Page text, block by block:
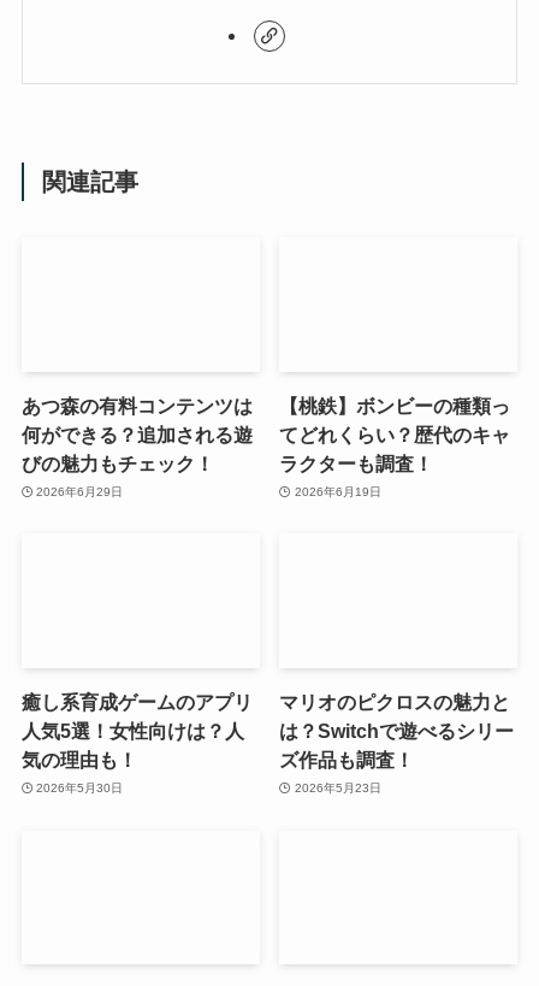
関連記事
あつ森の有料コンテンツは
何ができる？追加される遊
びの魅力もチェック！
2026年6月29日
【桃鉄】ボンビーの種類っ
てどれくらい？歴代のキャ
ラクターも調査！
2026年6月19日
癒し系育成ゲームのアプリ
人気5選！女性向けは？人
気の理由も！
2026年5月30日
マリオのピクロスの魅力と
は？Switchで遊べるシリー
ズ作品も調査！
2026年5月23日